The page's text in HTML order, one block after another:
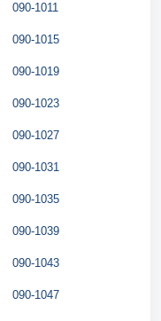
090-1011
090-1015
090-1019
090-1023
090-1027
090-1031
090-1035
090-1039
090-1043
090-1047